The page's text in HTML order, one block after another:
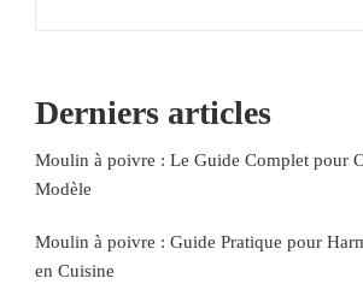
Derniers articles
Moulin à poivre : Le Guide Complet pour
Modèle
Moulin à poivre : Guide Pratique pour
en Cuisine